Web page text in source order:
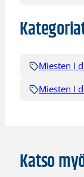
Miesten I
Miesten I
Katso